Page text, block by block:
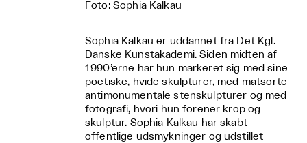
Foto: Sophia Kalkau
Sophia Kalkau er uddannet fra Det Kgl.
Danske Kunstakademi. Siden midten af
1990’erne har hun markeret sig med sine
poetiske, hvide skulpturer, med matsorte
antimonumentale stenskulpturer og med
fotografi, hvori hun forener krop og
skulptur. Sophia Kalkau har skabt
offentlige udsmykninger og udstillet